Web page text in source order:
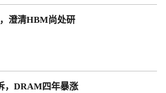
澄清HBM尚处研
，DRAM四年暴涨